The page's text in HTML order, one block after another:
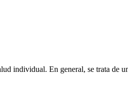
individual. En general, se trata de